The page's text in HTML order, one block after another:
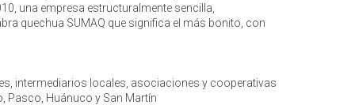
una empresa estructuralmente sencilla,
quechua SUMAQ que significa el más bonito, con
intermediarios locales, asociaciones y cooperativas
Pasco, Huánuco y San Martín